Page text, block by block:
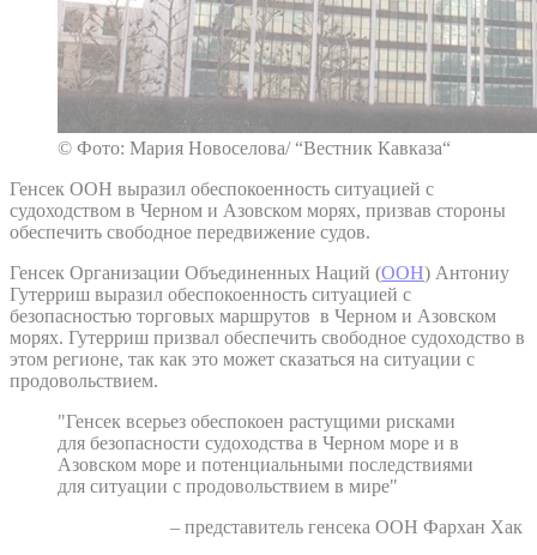
© Фото: Мария Новоселова/ “Вестник Кавказа“
Генсек ООН выразил обеспокоенность ситуацией с
судоходством в Черном и Азовском морях, призвав стороны
обеспечить свободное передвижение судов.
Генсек Организации Объединенных Наций (ООН) Антониу
Гутерриш выразил обеспокоенность ситуацией с
безопасностью торговых маршрутов в Черном и Азовском
морях. Гутерриш призвал обеспечить свободное судоходство в
этом регионе, так как это может сказаться на ситуации с
продовольствием.
"Генсек всерьез обеспокоен растущими рисками
для безопасности судоходства в Черном море и в
Азовском море и потенциальными последствиями
для ситуации с продовольствием в мире"
– представитель генсека ООН Фархан Хак